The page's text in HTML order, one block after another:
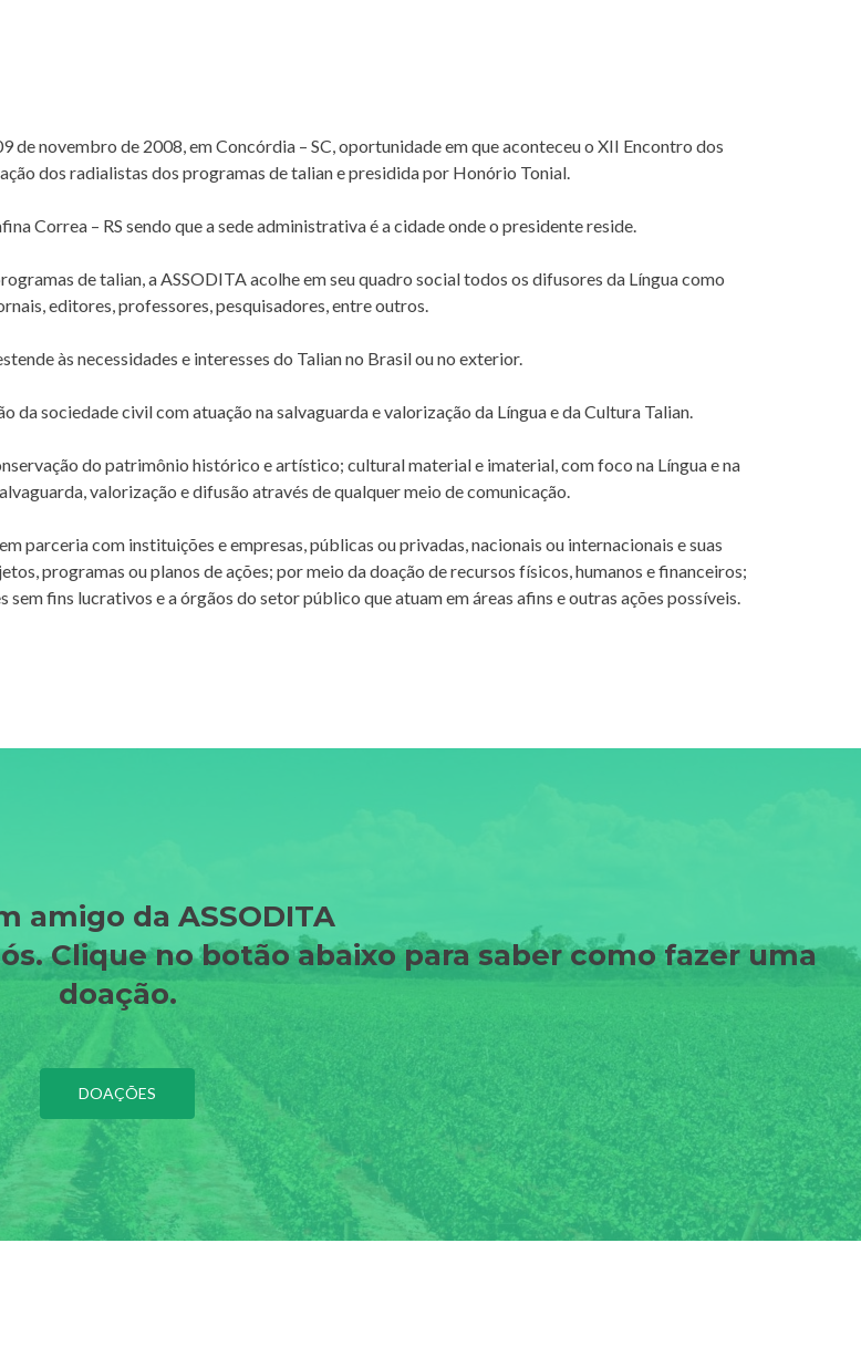
de novembro de 2008, em Concórdia – SC, oportunidade em que aconteceu o XII Encontro dos
dos radialistas dos programas de talian e presidida por Honório Tonial.
Correa – RS sendo que a sede administrativa é a cidade onde o presidente reside.
de talian, a ASSODITA acolhe em seu quadro social todos os difusores da Língua como
editores, professores, pesquisadores, entre outros.
às necessidades e interesses do Talian no Brasil ou no exterior.
sociedade civil com atuação na salvaguarda e valorização da Língua e da Cultura Talian.
do patrimônio histórico e artístico; cultural material e imaterial, com foco na Língua e na
valorização e difusão através de qualquer meio de comunicação.
parceria com instituições e empresas, públicas ou privadas, nacionais ou internacionais e suas
programas ou planos de ações; por meio da doação de recursos físicos, humanos e financeiros;
fins lucrativos e a órgãos do setor público que atuam em áreas afins e outras ações possíveis.
amigo da ASSODITA
Clique no botão abaixo para saber como fazer uma
doação.
DOAÇÕES